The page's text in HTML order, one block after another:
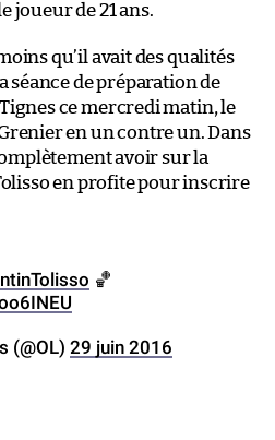
joueur de 21 ans.
qu’il avait des qualités
séance de préparation de
ce mercredi matin, le
en un contre un. Dans
avoir sur la
en profite pour inscrire
🏀
(@OL) 29 juin 2016